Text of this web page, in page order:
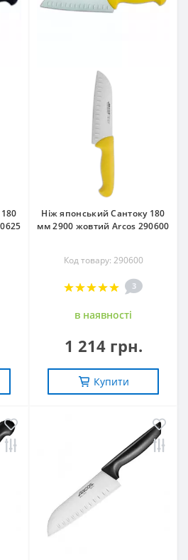
Ніж японський Сантоку 180
мм 2900 жовтий Arcos 290600
Код товару: 290600
3
в наявностi
1 214 грн.
Купити